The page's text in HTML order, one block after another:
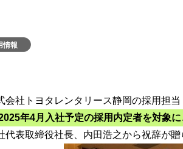
情報
社トヨタレンタリース静岡の採用担
年4月入社予定の採用内定者を対象
表取締役社長、内田浩之から祝辞が贈